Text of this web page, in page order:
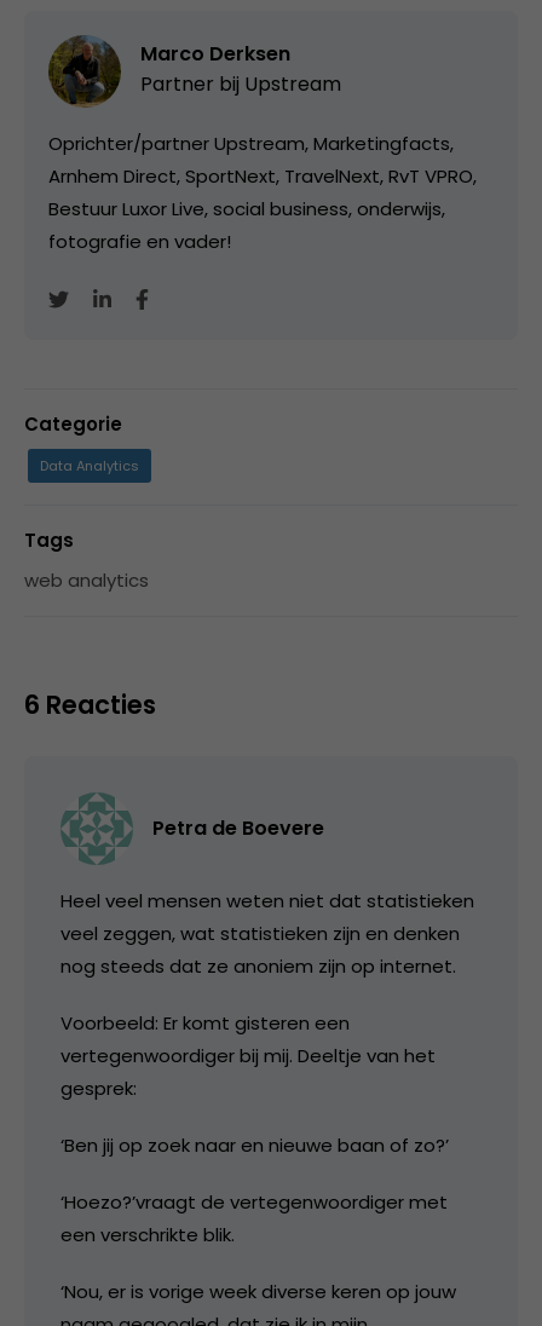
Marco Derksen
Partner bij Upstream
Oprichter/partner Upstream, Marketingfacts,
Arnhem Direct, SportNext, TravelNext, RvT VPRO,
Bestuur Luxor Live, social business, onderwijs,
fotografie en vader!
Categorie
Data Analytics
Tags
web analytics
6 Reacties
Petra de Boevere
Heel veel mensen weten niet dat statistieken
veel zeggen, wat statistieken zijn en denken
nog steeds dat ze anoniem zijn op internet.
Voorbeeld: Er komt gisteren een
vertegenwoordiger bij mij. Deeltje van het
gesprek:
‘Ben jij op zoek naar en nieuwe baan of zo?’
‘Hoezo?’vraagt de vertegenwoordiger met
een verschrikte blik.
‘Nou, er is vorige week diverse keren op jouw